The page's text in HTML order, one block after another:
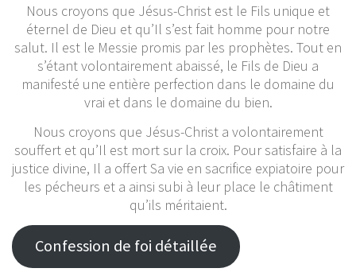
Nous croyons que Jésus-Christ est le Fils unique et
éternel de Dieu et qu’Il s’est fait homme pour notre
salut. Il est le Messie promis par les prophètes. Tout en
s’étant volontairement abaissé, le Fils de Dieu a
manifesté une entière perfection dans le domaine du
vrai et dans le domaine du bien.
Nous croyons que Jésus-Christ a volontairement
souffert et qu’Il est mort sur la croix. Pour satisfaire à la
justice divine, Il a offert Sa vie en sacrifice expiatoire pour
les pécheurs et a ainsi subi à leur place le châtiment
qu’ils méritaient.
Confession de foi détaillée